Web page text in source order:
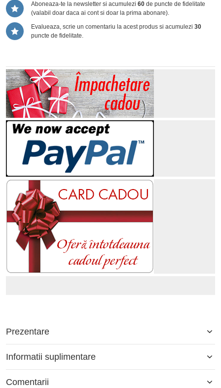
Aboneaza-te la newsletter si acumulezi 60 de puncte de fidelitate
(valabil doar daca ai cont si doar la prima abonare).
Evalueaza, scrie un comentariu la acest produs si acumulezi 30
puncte de fidelitate.
Prezentare
Informatii suplimentare
Comentarii